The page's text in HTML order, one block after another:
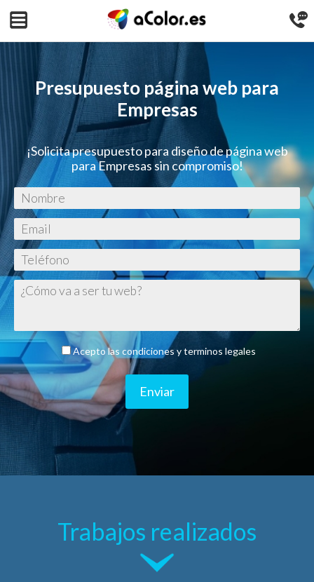
Presupuesto página web para
Empresas
¡Solicita presupuesto para diseño de página web
para Empresas sin compromiso!
Acepto las condiciones y terminos legales
Enviar
Trabajos realizados